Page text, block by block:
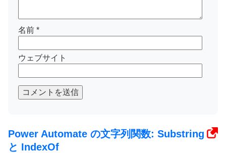
名前 *
ウェブサイト
コメントを送信
Power Automate の文字列関数: Substring
と IndexOf